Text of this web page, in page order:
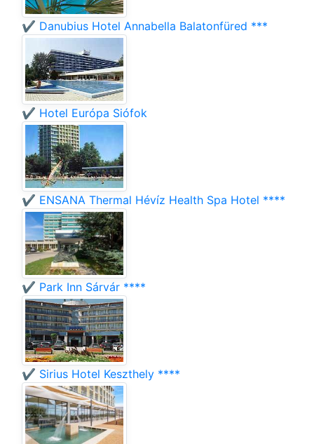
✔️ Danubius Hotel Annabella Balatonfüred ***
✔️ Hotel Európa Siófok
✔️ ENSANA Thermal Hévíz Health Spa Hotel ****
✔️ Park Inn Sárvár ****
✔️ Sirius Hotel Keszthely ****